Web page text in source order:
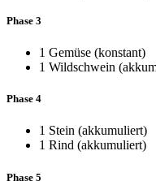
Phase 3
1 Gemüse (konstant)
1 Wildschwein
Phase 4
1 Stein (akkumuliert)
1 Rind (akkumuliert)
Phase 5